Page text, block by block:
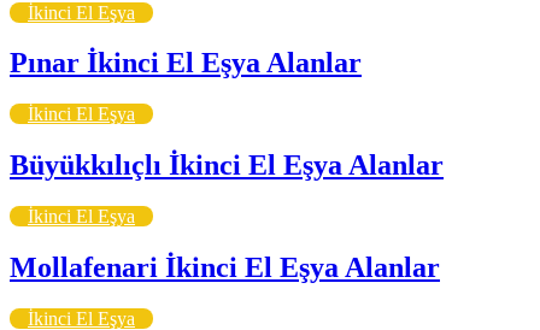
İkinci El Eşya
Pınar İkinci El Eşya Alanlar
İkinci El Eşya
Büyükkılıçlı İkinci El Eşya Alanlar
İkinci El Eşya
Mollafenari İkinci El Eşya Alanlar
İkinci El Eşya